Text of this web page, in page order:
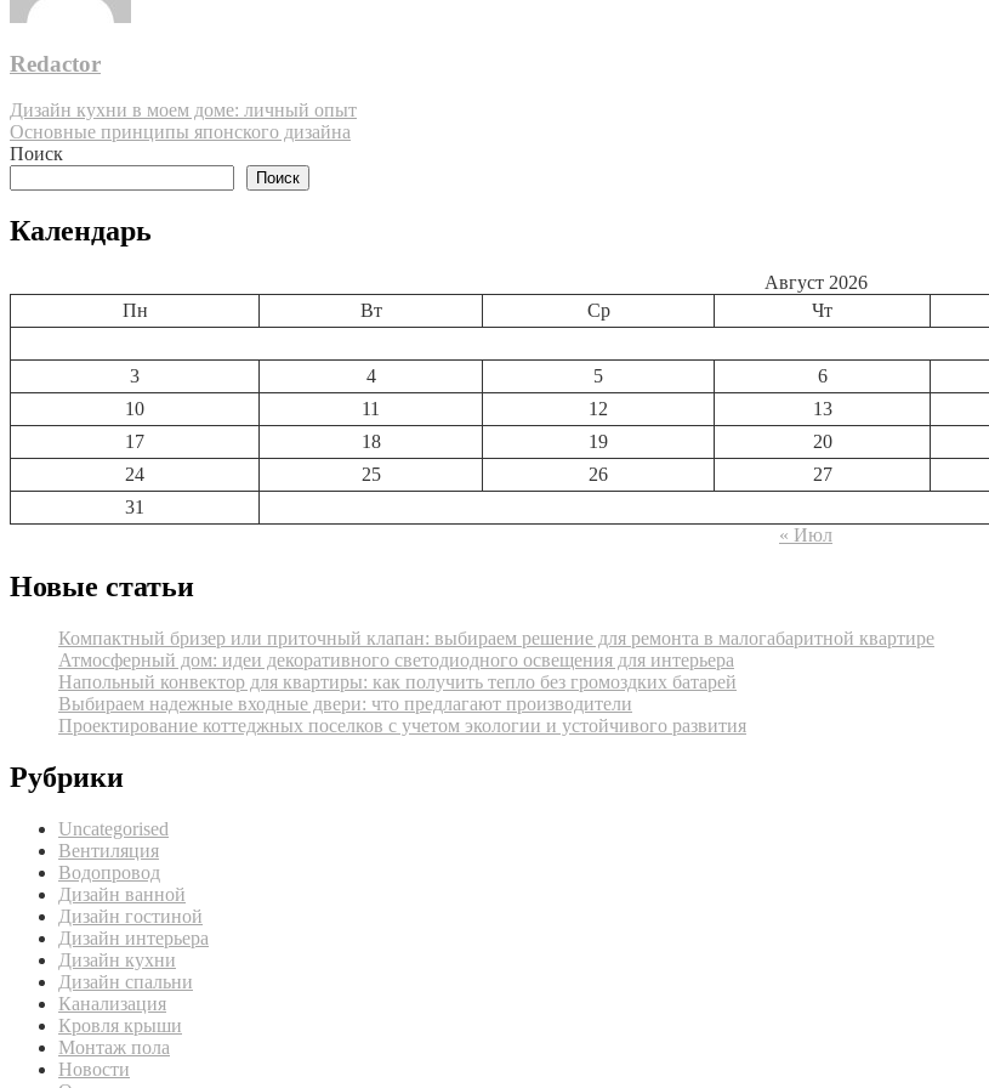
Redactor
Навигация
по
Дизайн кухни в моем доме: личный опыт
Основные принципы японского дизайна
Поиск
Поиск
Календарь
Август 2026
Пн
Вт Ср Чт
3
4 5 6
10
11 12 13
17
18 19 20
24
25 26 27
31
« Июл
Новые статьи
Компактный бризер или приточный клапан: выбираем решение для ремонта в малогабаритной квартире
Атмосферный дом: идеи декоративного светодиодного освещения для интерьера
Напольный конвектор для квартиры: как получить тепло без громоздких батарей
Выбираем надежные входные двери: что предлагают производители
Проектирование коттеджных поселков с учетом экологии и устойчивого развития
Рубрики
Uncategorised
Вентиляция
Водопровод
Дизайн ванной
Дизайн гостиной
Дизайн интерьера
Дизайн кухни
Дизайн спальни
Канализация
Кровля крыши
Монтаж пола
Новости